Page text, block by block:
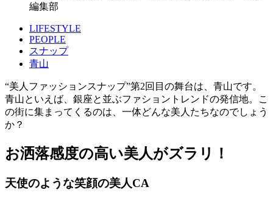
編集部
LIFESTYLE
PEOPLE
スナップ
青山
“美人ファッションスナップ”第2回目の舞台は、青山です。
青山といえば、銀座と並ぶファショントレンドの発信地。こ
の街に集まってくるのは、一体どんな美人たちなのでしょう
か？
お洒落感度の高い美人がズラリ！
天使のような笑顔の美人CA